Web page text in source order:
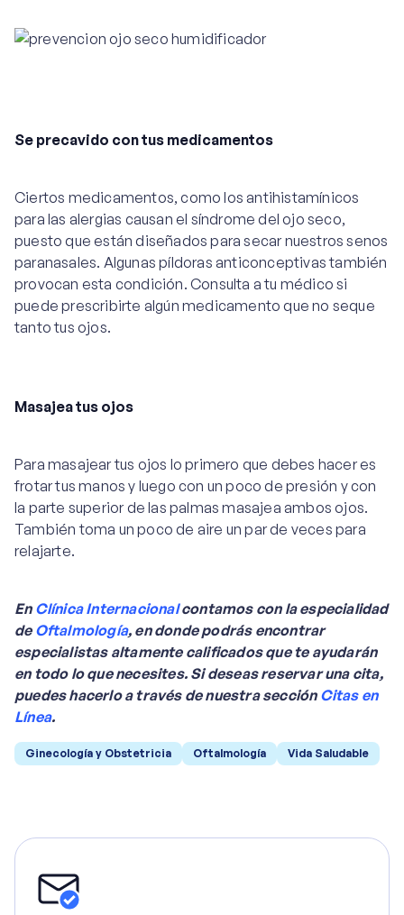
Se precavido con tus medicamentos
Ciertos medicamentos, como los antihistamínicos
para las alergias causan el síndrome del ojo seco,
puesto que están diseñados para secar nuestros senos
paranasales. Algunas píldoras anticonceptivas también
provocan esta condición. Consulta a tu médico si
puede prescribirte algún medicamento que no seque
tanto tus ojos.
Masajea tus ojos
Para masajear tus ojos lo primero que debes hacer es
frotar tus manos y luego con un poco de presión y con
la parte superior de las palmas masajea ambos ojos.
También toma un poco de aire un par de veces para
relajarte.
En Clínica Internacionalcontamos con la especialidad
de Oftalmología, en donde podrás encontrar
especialistas altamente calificados que te ayudarán
en todo lo que necesites. Si deseas reservar una cita,
puedes hacerlo a través de nuestra sección Citas en
Línea.
Ginecología y Obstetricia Oftalmología Vida Saludable